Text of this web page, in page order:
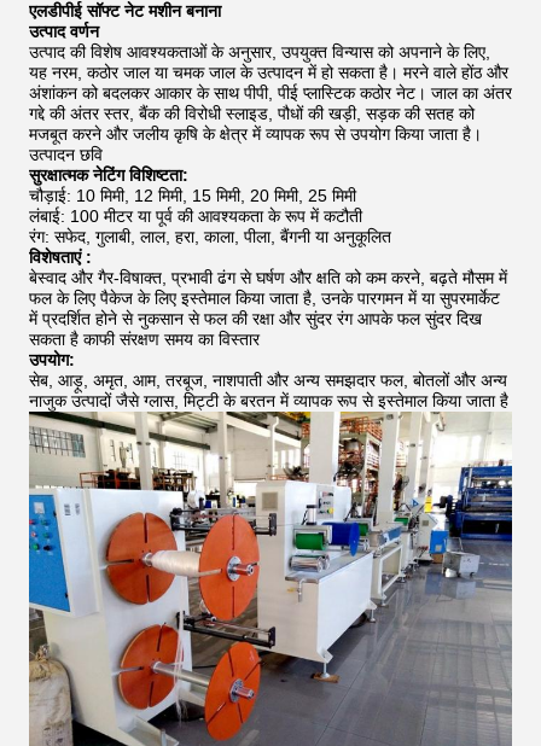
एलडीपीई सॉफ्ट नेट मशीन बनाना
उत्पाद वर्णन
उत्पाद की विशेष आवश्यकताओं के अनुसार, उपयुक्त विन्यास को अपनाने के लिए,
यह नरम, कठोर जाल या चमक जाल के उत्पादन में हो सकता है। मरने वाले होंठ और
अंशांकन को बदलकर आकार के साथ पीपी, पीई प्लास्टिक कठोर नेट। जाल का अंतर
गद्दे की अंतर स्तर, बैंक की विरोधी स्लाइड, पौधों की खड़ी, सड़क की सतह को
मजबूत करने और जलीय कृषि के क्षेत्र में व्यापक रूप से उपयोग किया जाता है।
उत्पादन छवि
सुरक्षात्मक नेटिंग विशिष्टता:
चौड़ाई: 10 मिमी, 12 मिमी, 15 मिमी, 20 मिमी, 25 मिमी
लंबाई: 100 मीटर या पूर्व की आवश्यकता के रूप में कटौती
रंग: सफेद, गुलाबी, लाल, हरा, काला, पीला, बैंगनी या अनुकूलित
विशेषताएं :
बेस्वाद और गैर-विषाक्त, प्रभावी ढंग से घर्षण और क्षति को कम करने, बढ़ते मौसम में
फल के लिए पैकेज के लिए इस्तेमाल किया जाता है, उनके पारगमन में या सुपरमार्केट
में प्रदर्शित होने से नुकसान से फल की रक्षा और सुंदर रंग आपके फल सुंदर दिख
सकता है काफी संरक्षण समय का विस्तार
उपयोग:
सेब, आड़ू, अमृत, आम, तरबूज, नाशपाती और अन्य समझदार फल, बोतलों और अन्य
नाजुक उत्पादों जैसे ग्लास, मिट्टी के बरतन में व्यापक रूप से इस्तेमाल किया जाता है